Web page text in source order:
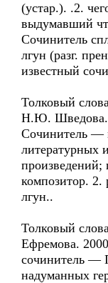
(устар.). .2.
выдумавший
Сочинитель
лгун (разг.
известный
Толковый
Н.Ю. Шведова.
Сочинитель —
литературных
произведений;
композитор. 2.
лгун..
Толковый
Ефремова.
сочинитель —
надуманных